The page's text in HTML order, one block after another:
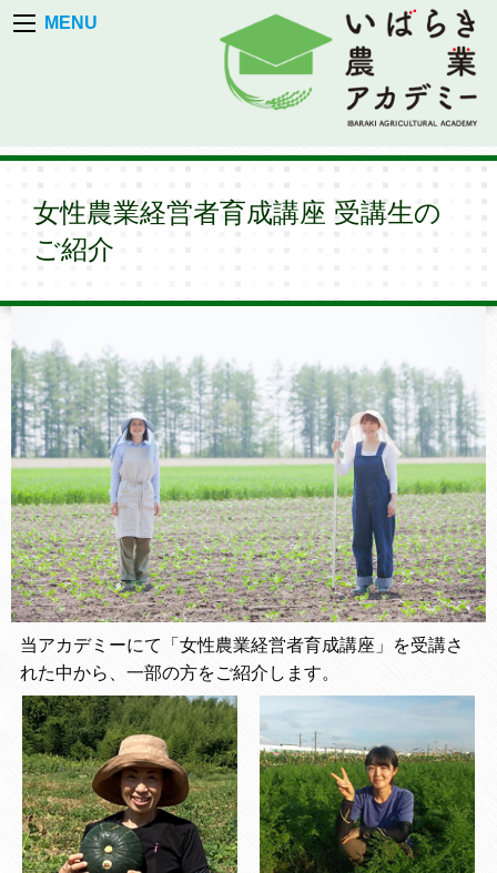
MENU
女性農業経営者育成講座 受講生の
ご紹介
当アカデミーにて「女性農業経営者育成講座」を受講さ
れた中から、一部の方をご紹介します。